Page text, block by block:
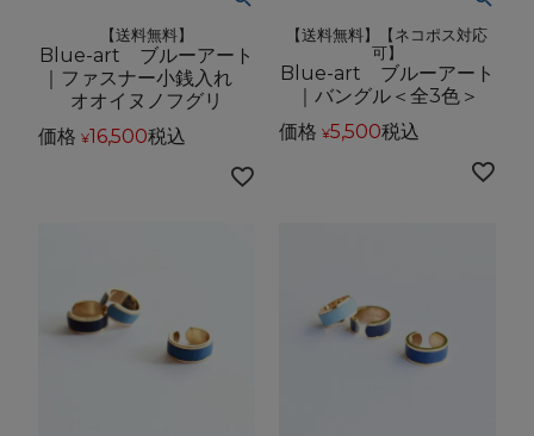
【送料無料】
Blue-art ブルーアート
｜ファスナー小銭入れ
オオイヌノフグリ
価格 ¥16,500税込
【送料無料】【ネコポス対応
可】
Blue-art ブルーアート
｜バングル＜全3色＞
価格 ¥5,500税込